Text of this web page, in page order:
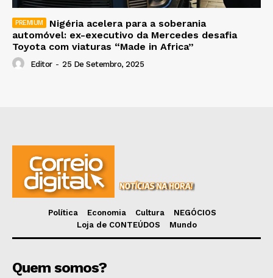
Nigéria acelera para a soberania
automóvel: ex-executivo da Mercedes desafia
Toyota com viaturas “Made in Africa”
Editor - 25 De Setembro, 2025
Política Economia Cultura
NEGÓCIOS
Loja de CONTEÚDOS
Mundo
Quem somos?